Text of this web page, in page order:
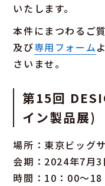
いたします。
本件にまつわるご
及び専用フォーム
さいませ。
第15回
イン製品展)
場所：東京ビッグ
会期：2024年7月3
時間：10：00～18